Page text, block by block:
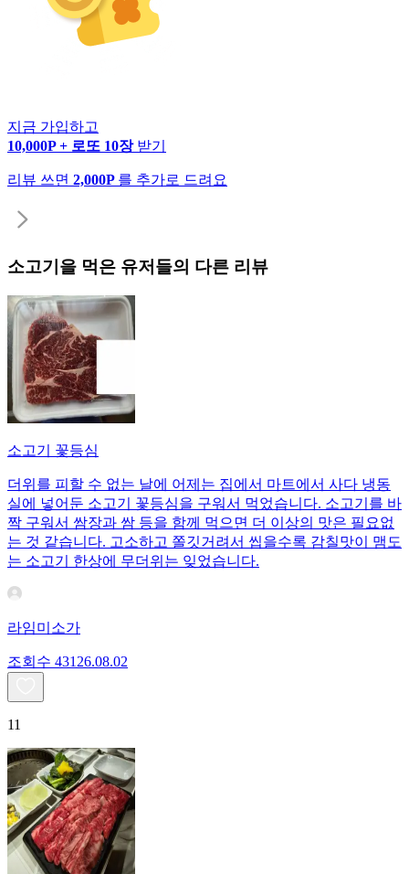
지금 가입하고
10,000P + 로또 10장 받기
리뷰 쓰면 2,000P 를 추가로 드려요
소고기 을 먹은 유저들의 다른 리뷰
소고기 꽃등심
더위를 피할 수 없는 날에 어제는 집에서 마트에서 사다 냉동
실에 넣어둔 소고기 꽃등심을 구워서 먹었습니다. 소고기를 바
짝 구워서 쌈장과 쌈 등을 함께 먹으면 더 이상의 맛은 필요없
는 것 같습니다. 고소하고 쫄깃거려서 씹을수록 감칠맛이 맴도
는 소고기 한상에 무더위는 잊었습니다.
라임미소가
조회수 431 26.08.02
11